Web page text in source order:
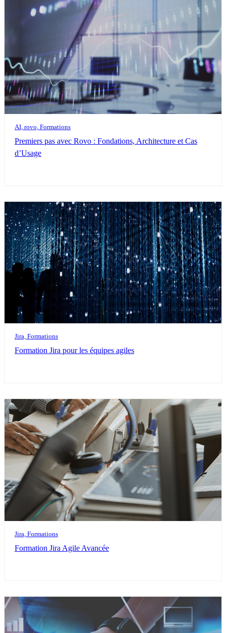
AI, rovo, Formations
Premiers pas avec Rovo : Fondations, Architecture et Cas
d’Usage
Jira, Formations
Formation Jira pour les équipes agiles
Jira, Formations
Formation Jira Agile Avancée